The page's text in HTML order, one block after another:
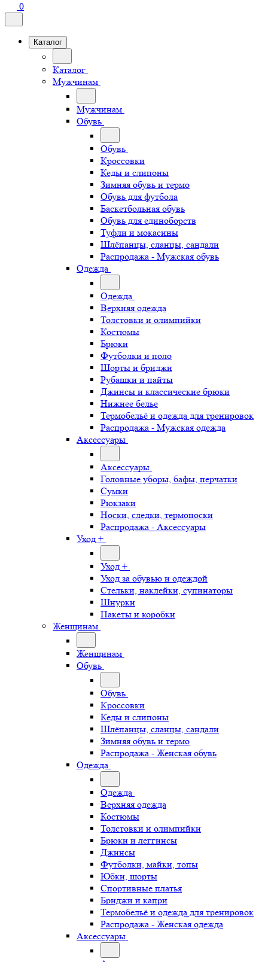
0
Каталог
Каталог
Мужчинам
Мужчинам
Обувь
Обувь
Кроссовки
Кеды и слипоны
Зимняя обувь и термо
Обувь для футбола
Баскетбольная обувь
Обувь для единоборств
Туфли и мокасины
Шлёпанцы, сланцы, сандали
Распродажа - Мужская обувь
Одежда
Одежда
Верхняя одежда
Толстовки и олимпийки
Костюмы
Брюки
Футболки и поло
Шорты и бриджи
Рубашки и пайты
Джинсы и классические брюки
Нижнее белье
Термобельё и одежда для тренировок
Распродажа - Мужская одежда
Аксессуары
Аксессуары
Головные уборы, бафы, перчатки
Сумки
Рюкзаки
Носки, следки, термоноски
Распродажа - Аксессуары
Уход +
Уход +
Уход за обувью и одеждой
Стельки, наклейки, супинаторы
Шнурки
Пакеты и коробки
Женщинам
Женщинам
Обувь
Обувь
Кроссовки
Кеды и слипоны
Шлёпанцы, сланцы, сандали
Зимняя обувь и термо
Распродажа - Женская обувь
Одежда
Одежда
Верхняя одежда
Костюмы
Толстовки и олимпийки
Брюки и леггинсы
Джинсы
Футболки, майки, топы
Юбки, шорты
Спортивные платья
Бриджи и капри
Термобельё и одежда для тренировок
Распродажа - Женская одежда
Аксессуары